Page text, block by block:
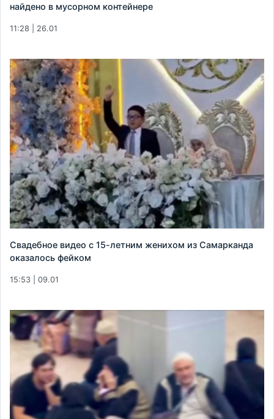
найдено в мусорном контейнере
11:28 | 26.01
Свадебное видео с 15-летним женихом из Самарканда
оказалось фейком
15:53 | 09.01